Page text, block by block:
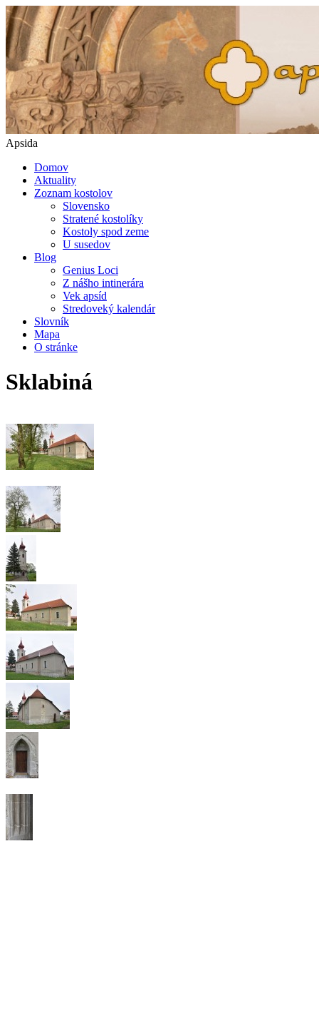
Apsida
Domov
Aktuality
Zoznam kostolov
Slovensko
Stratené kostolíky
Kostoly spod zeme
U susedov
Blog
Genius Loci
Z nášho intinerára
Vek apsíd
Stredoveký kalendár
Slovník
Mapa
O stránke
Sklabiná